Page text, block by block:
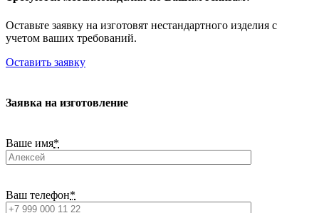
Оставьте заявку на изготовят нестандартного изделия с
учетом ваших требований.
Оставить заявку
Заявка на изготовление
Ваше имя*
Ваш телефон*